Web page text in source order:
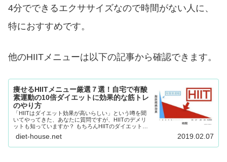
4分でできるエクササイズなので時間がない人に、
特におすすめです。
他のHIITメニューは以下の記事から確認できます。
痩せるHIITメニュー厳選７選！自宅で有酸
素運動の10倍ダイエットに効果的な筋トレ
のやり方
「HIITはダイエット効果が高いらしい」という噂を聞
いてやってきた、あなたに質問ですが、HIITのデメリ
ットも知っていますか？ もちろんHIITのダイエット効
果、メリットが大きいことも確かです。 ５分の運動で
脂肪を4 続きを読む ＞
diet-house.net 2019.02.07